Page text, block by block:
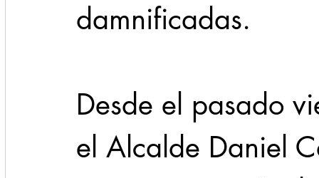
damnificadas.
Desde el pasado
el Alcalde Daniel